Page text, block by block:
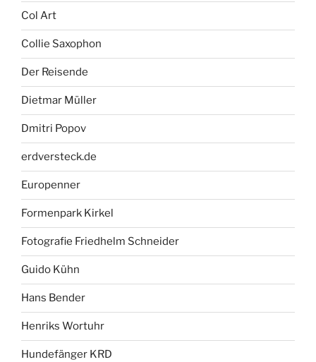
Col Art
Collie Saxophon
Der Reisende
Dietmar Müller
Dmitri Popov
erdversteck.de
Europenner
Formenpark Kirkel
Fotografie Friedhelm Schneider
Guido Kühn
Hans Bender
Henriks Wortuhr
Hundefänger KRD